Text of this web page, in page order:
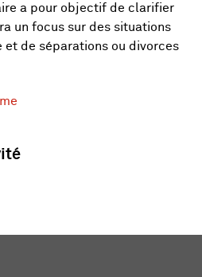
a pour objectif de clarifier
un focus sur des situations
de séparations ou divorces